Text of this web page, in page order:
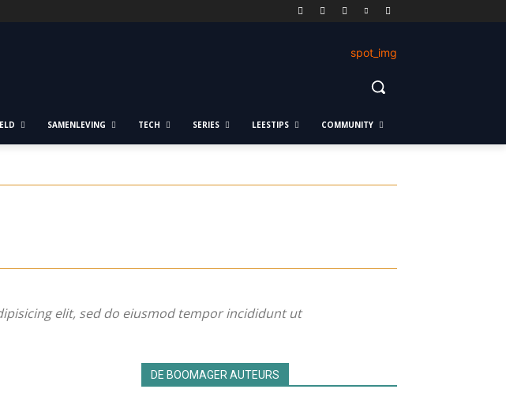
SAMENLEVING TECH SERIES LEESTIPS COMMUNITY
elit, sed do eiusmod tempor incididunt ut
DE BOOMAGER AUTEURS